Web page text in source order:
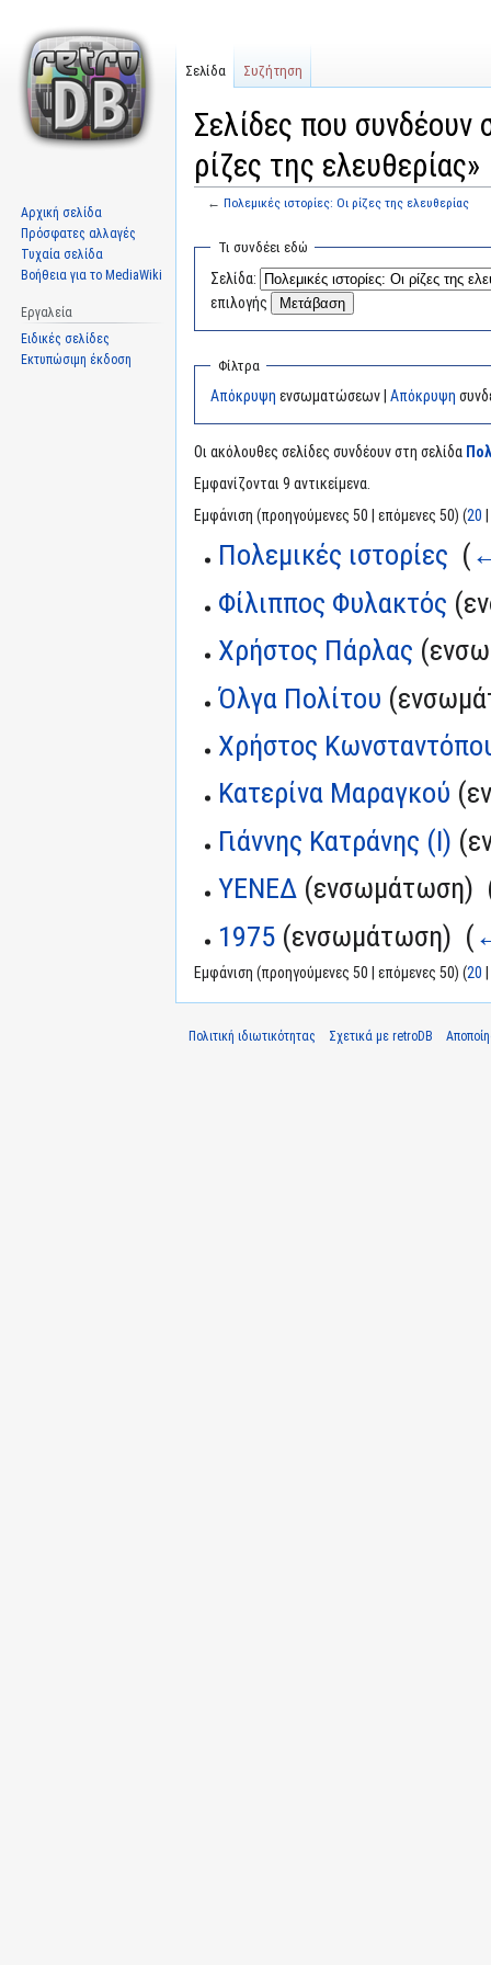
Σελίδες που συνδέουν
ρίζες της ελευθερίας»
← Πολεμικές ιστορίες: Οι ρίζες της ελευθερίας
Μετάβαση
πλοήγηση
Πήδηση
αναζήτηση
Τι συνδέει εδώ
Σελίδα:
επιλογής
Φίλτρα
Απόκρυψη ενσωματώσεων | Απόκρυψη
Οι ακόλουθες σελίδες συνδέουν στη σελίδα
Εμφανίζονται 9 αντικείμενα.
Εμφάνιση (προηγούμενες 50 | επόμενες 50) (20
Πολεμικές ιστορίες (
Φίλιππος Φυλακτός
Χρήστος Πάρλας
Όλγα Πολίτου
Χρήστος
Κατερίνα Μαραγκού
Γιάννης Κατράνης (I)
ΥΕΝΕΔ (ενσωμάτωση) ‎
1975 (ενσωμάτωση) ‎ (
Εμφάνιση (προηγούμενες 50 | επόμενες 50) (20
Σελίδα Συζήτηση
Αρχική σελίδα
Πρόσφατες αλλαγές
Τυχαία σελίδα
Βοήθεια για το MediaWiki
Εργαλεία
Ειδικές σελίδες
Εκτυπώσιμη έκδοση
Πολιτική ιδιωτικότητας Σχετικά με retroDB